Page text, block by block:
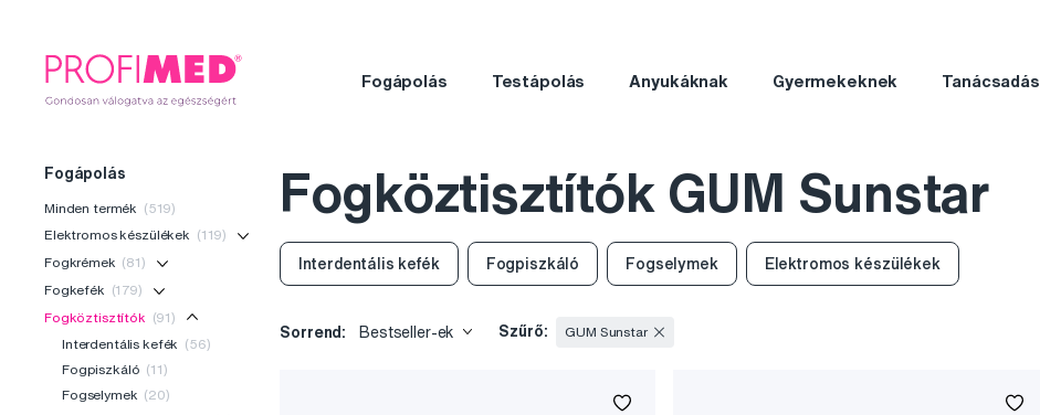
Fogápolás Testápolás Anyukáknak Gyermekeknek Tanácsadás
Fogápolás
Minden termék (519)
Elektromos készülékek (119)
Fogkrémek (81)
Fogkefék
(179)
Fogköztisztítók
(91)
Interdentális kefék (56)
Fogpiszkáló (11)
Fogselymek (20)
Fogköztisztítók GUM Sunstar
Interdentális kefék Fogpiszkáló Fogselymek Elektromos készülékek
Sorrend: Bestseller-ek Szűrő: GUM Sunstar